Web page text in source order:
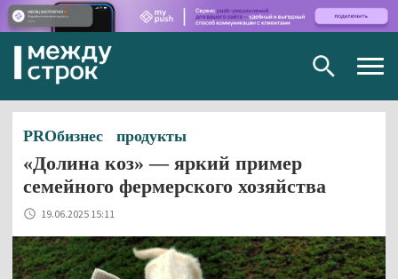
PROбизнес продукты
«Долина коз» — яркий пример
семейного фермерского хозяйства
19.06.2025 15:11